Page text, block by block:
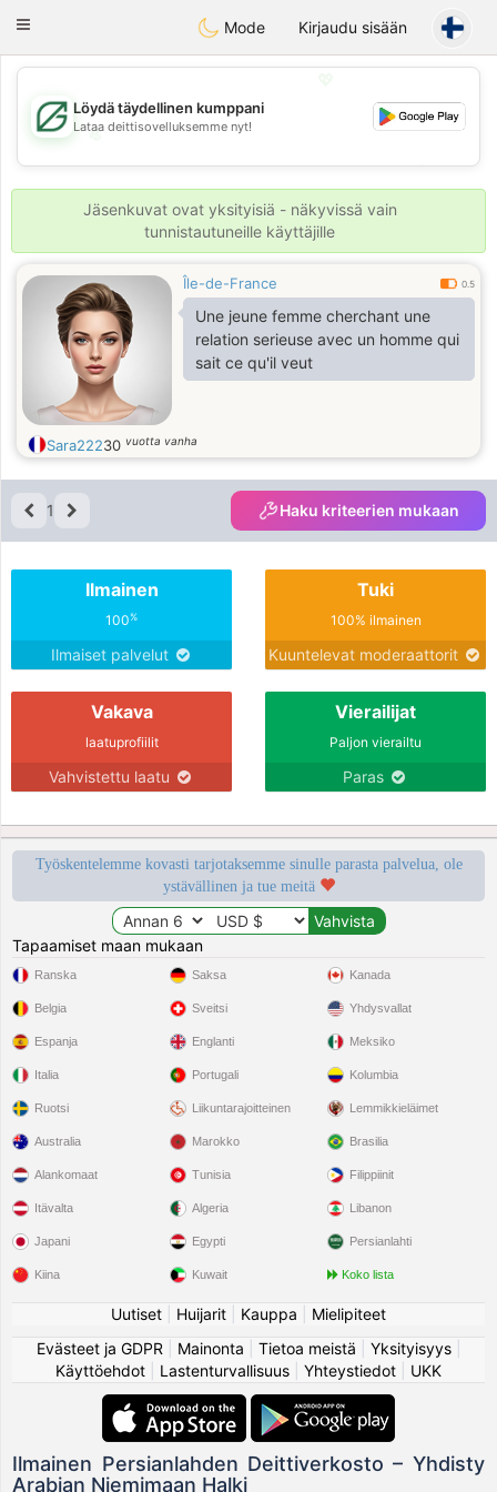
GulfDating
Toggle
Mode Kirjaudu sisään
💖
💕
💕
Löydä täydellinen kumppani
Lataa deittisovelluksemme nyt!
Jäsenkuvat ovat yksityisiä - näkyvissä vain
tunnistautuneille käyttäjille
Île-de-France 0.5
Une jeune femme cherchant une
relation serieuse avec un homme qui
sait ce qu'il veut
Sara22230 vuotta vanha
1 Haku kriteerien mukaan
Ilmainen
100%
Ilmaiset palvelut
Tuki
100% ilmainen
Kuuntelevat moderaattorit
Vakava
laatuprofiilit
Vahvistettu laatu
Vierailijat
Paljon vierailtu
Paras
Työskentelemme kovasti tarjotaksemme sinulle parasta palvelua, ole
ystävällinen ja tue meitä
Tapaamiset maan mukaan
Ranska
Belgia
Espanja
Italia
Ruotsi
Saksa
Sveitsi
Englanti
Portugali
Liikuntarajoitteinen
Kanada
Yhdysvallat
Meksiko
Kolumbia
Lemmikkieläimet
Australia
Alankomaat
Itävalta
Japani
Kiina
Marokko
Tunisia
Algeria
Egypti
Kuwait
Brasilia
Filippiinit
Libanon
Persianlahti
Koko lista
Uutiset Huijarit Kauppa
Mielipiteet
Evästeet ja GDPR
Mainonta Tietoa meistä Yksityisyys|
Käyttöehdot
Lastenturvallisuus Yhteystiedot UKK
Ilmainen Persianlahden Deittiverkosto – Yhdisty
Arabian Niemimaan Halki